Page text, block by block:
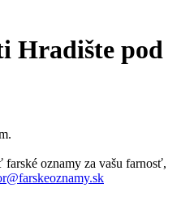
Hradište pod
oznamy za vašu farnosť,